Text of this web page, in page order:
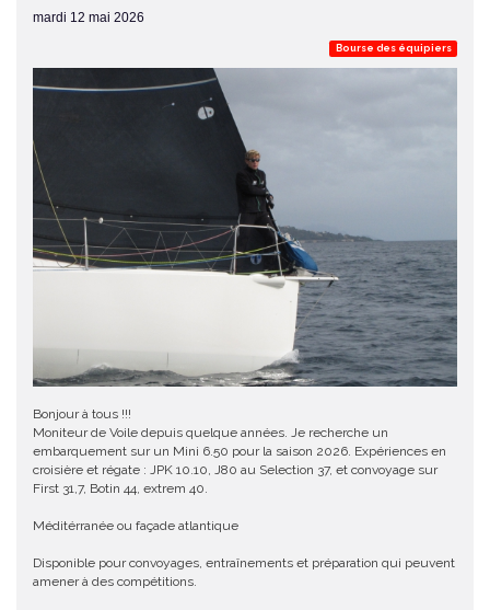
mardi 12 mai 2026
Bourse des équipiers
Bonjour à tous !!!
Moniteur de Voile depuis quelque années. Je recherche un
embarquement sur un Mini 6.50 pour la saison 2026. Expériences en
croisière et régate : JPK 10.10, J80 au Selection 37, et convoyage sur
First 31,7, Botin 44, extrem 40.
Méditérranée ou façade atlantique
Disponible pour convoyages, entraînements et préparation qui peuvent
amener à des compétitions.